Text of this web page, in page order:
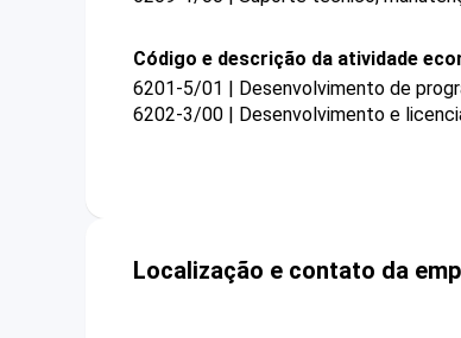
Código e descrição da atividade
6201-5/01 | Desenvolvimento de
6202-3/00 | Desenvolvimento e
Localização e contato da